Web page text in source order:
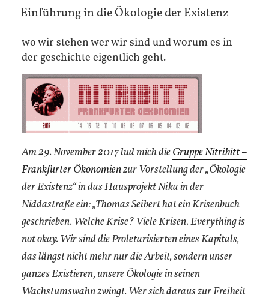
Existenz“
AM
Einführung in die Ökologie der Existenz
wo wir stehen wer wir sind und worum es in
der geschichte eigentlich geht.
Am 29. November 2017 lud mich dieGruppe Nitribitt –
Frankfurter Ökonomienzur Vorstellung der „Ökologie
der Existenz“ in das Hausprojekt Nika in der
Niddastraße ein: „Thomas Seibert hat ein Krisenbuch
geschrieben. Welche Krise? Viele Krisen. Everything is
not okay. Wir sind die Proletarisierten eines Kapitals,
das längst nicht mehr nur die Arbeit, sondern unser
ganzes Existieren, unsere Ökologie in seinen
Wachstumswahn zwingt. Wer sich daraus zur Freiheit